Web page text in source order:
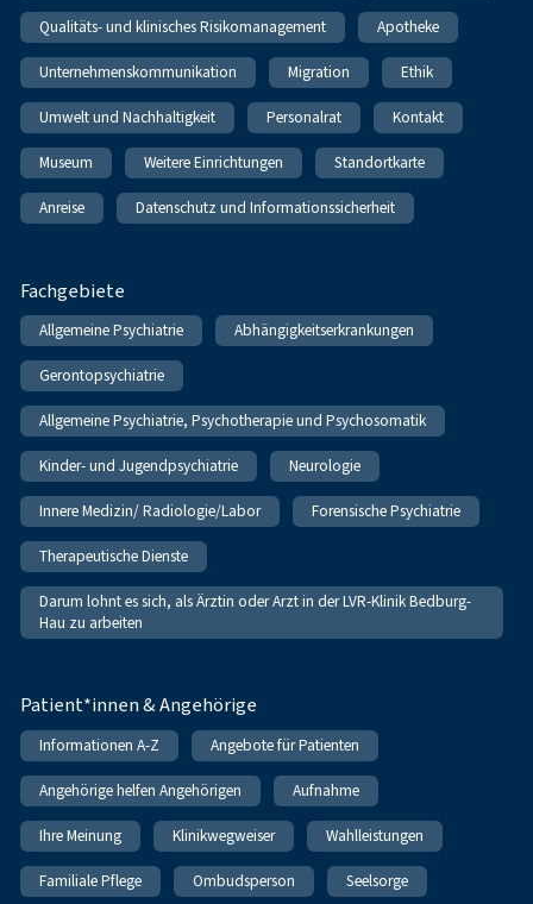
Qualitäts- und klinisches Risikomanagement Apotheke
Unternehmenskommunikation Migration Ethik
Umwelt und Nachhaltigkeit Personalrat Kontakt
Museum Weitere Einrichtungen Standortkarte
Anreise Datenschutz und Informationssicherheit
Fachgebiete
Allgemeine Psychiatrie Abhängigkeitserkrankungen
Gerontopsychiatrie
Allgemeine Psychiatrie, Psychotherapie und Psychosomatik
Kinder- und Jugendpsychiatrie Neurologie
Innere Medizin/ Radiologie/Labor Forensische Psychiatrie
Therapeutische Dienste
Darum lohnt es sich, als Ärztin oder Arzt in der LVR-Klinik Bedburg-
Hau zu arbeiten
Patient*innen & Angehörige
Informationen A-Z Angebote für Patienten
Angehörige helfen Angehörigen Aufnahme
Ihre Meinung Klinikwegweiser Wahlleistungen
Familiale Pflege Ombudsperson Seelsorge